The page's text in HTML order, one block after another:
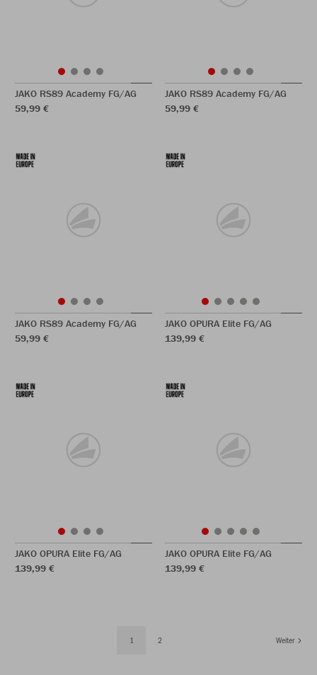
JAKO RS89 Academy FG/AG
59,99 €
JAKO RS89 Academy FG/AG
59,99 €
JAKO RS89 Academy FG/AG
59,99 €
JAKO OPURA Elite FG/AG
139,99 €
JAKO OPURA Elite FG/AG
139,99 €
JAKO OPURA Elite FG/AG
139,99 €
1 2 Weiter